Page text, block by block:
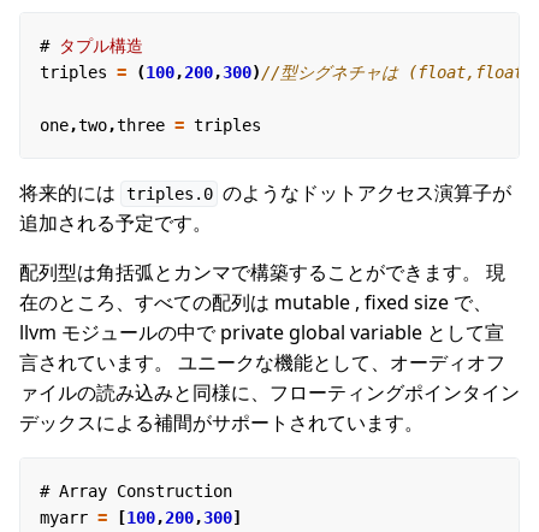
#
タプル構造
triples = (100,200,300)
one,two,three = triples
将来的には triples.0 のようなドットアクセス演算子が
追加される予定です。
配列型は角括弧とカンマで構築することができます。 現
在のところ、すべての配列は mutable , fixed size で、
llvm モジュールの中で private global variable として宣
言されています。 ユニークな機能として、オーディオフ
ァイルの読み込みと同様に、フローティングポインタイン
デックスによる補間がサポートされています。
# Array Construction
myarr = [100,200,300]